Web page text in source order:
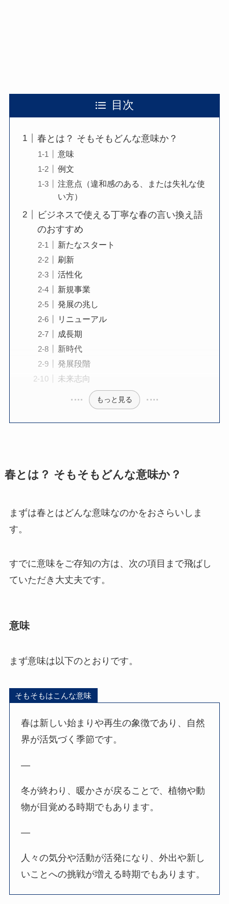
目次
春とは？ そもそもどんな意味か？
意味
例文
注意点（違和感のある、または失礼な使
い方）
ビジネスで使える丁寧な春の言い換え語
のおすすめ
新たなスタート
刷新
活性化
新規事業
発展の兆し
リニューアル
成長期
新時代
発展段階
未来志向
もっと見る
春とは？ そもそもどんな意味か？
まずは春とはどんな意味なのかをおさらいしま
す。
すでに意味をご存知の方は、次の項目まで飛ばし
ていただき大丈夫です。
意味
まず意味は以下のとおりです。
そもそもはこんな意味
春は新しい始まりや再生の象徴であり、自然
界が活気づく季節です。
—
冬が終わり、暖かさが戻ることで、植物や動
物が目覚める時期でもあります。
—
人々の気分や活動が活発になり、外出や新し
いことへの挑戦が増える時期でもあります。